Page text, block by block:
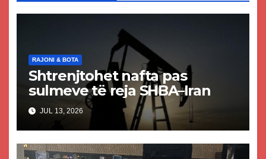
RAJONI & BOTA
Shtrenjtohet nafta pas
sulmeve të reja SHBA–Iran
JUL 13, 2026